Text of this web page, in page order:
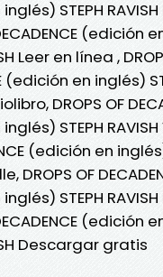
STEPH RAVISH
(edición
Leer en línea ,
(edición en inglés)
DROPS OF
STEPH RAVISH
(edición en
DROPS OF
STEPH RAVISH
(edición
Descargar gratis